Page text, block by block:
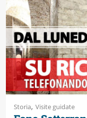
Storia, Visite guidate